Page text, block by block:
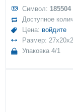
Символ: 185504
Доступное
Цена: войдите
Размер:
Упаковка 4/1